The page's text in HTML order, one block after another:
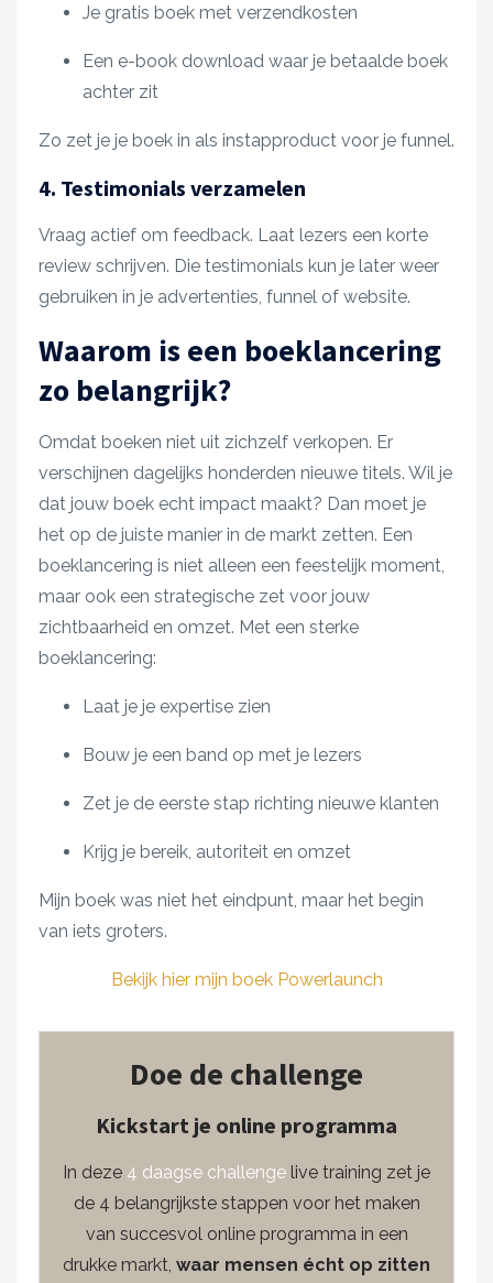
Je gratis boek met verzendkosten
Een e-book download waar je betaalde boek
achter zit
Zo zet je je boek in als instapproduct voor je funnel.
4. Testimonials verzamelen
Vraag actief om feedback. Laat lezers een korte
review schrijven. Die testimonials kun je later weer
gebruiken in je advertenties, funnel of website.
Waarom is een boeklancering
zo belangrijk?
Omdat boeken niet uit zichzelf verkopen. Er
verschijnen dagelijks honderden nieuwe titels. Wil je
dat jouw boek echt impact maakt? Dan moet je
het op de juiste manier in de markt zetten. Een
boeklancering is niet alleen een feestelijk moment,
maar ook een strategische zet voor jouw
zichtbaarheid en omzet. Met een sterke
boeklancering:
Laat je je expertise zien
Bouw je een band op met je lezers
Zet je de eerste stap richting nieuwe klanten
Krijg je bereik, autoriteit en omzet
Mijn boek was niet het eindpunt, maar het begin
van iets groters.
Bekijk hier mijn boek Powerlaunch
Doe de challenge
Kickstart je online programma
In deze 4 daagse challenge live training zet je
de 4 belangrijkste stappen voor het maken
van succesvol online programma in een
drukke markt, waar mensen écht op zitten